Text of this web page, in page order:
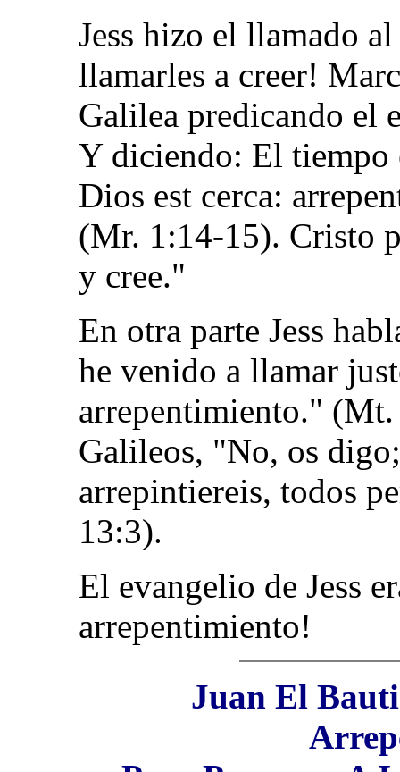
Jess hizo el llamado
llamarles a creer!
Galilea predicando el
Y diciendo: El tiempo
Dios est cerca:
(Mr. 1:14-15). Cristo
y cree."
En otra parte Jess
he venido a llamar
arrepentimiento."
Galileos, "No, os
arrepintiereis, todos
13:3).
El evangelio de Jess
arrepentimiento!
Juan El